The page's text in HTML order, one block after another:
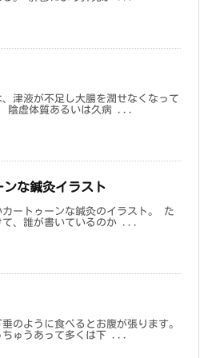
津液が不足し大腸を潤せなくなって
陰虚体質あるいは久病 ...
ンな鍼灸イラスト
カートゥーンな鍼灸のイラスト。 た
て、誰が書いているのか ...
のように食べるとお腹が張ります。
ちゅうあって多くは下 ...